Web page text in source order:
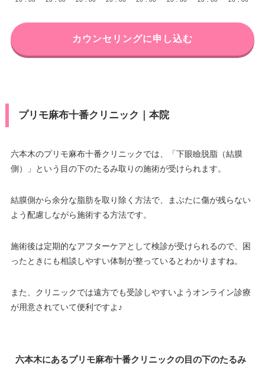
カウンセリングに申し込む
プリモ麻布十番クリニック｜本院
六本木のプリモ麻布十番クリニックでは、「下眼瞼脱脂（結膜
側）」という目の下のたるみ取りの施術が受けられます。
結膜側から余分な脂肪を取り除く方法で、まぶたに傷が残らない
よう配慮しながら施術する方法です。
施術後は定期的なアフターケアとして検診が受けられるので、困
ったときにも相談しやすい体制が整っているとわかりますね。
また、クリニックでは遠方でも受診しやすいようオンライン診療
が用意されていて便利ですよ♪
六本木にあるプリモ麻布十番クリニックの目の下のたるみ